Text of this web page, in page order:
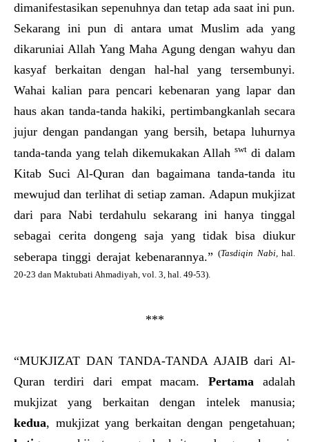
dimanifestasikan sepenuhnya dan tetap ada saat ini pun.
Sekarang ini pun di antara umat Muslim ada yang
dikaruniai Allah Yang Maha Agung dengan wahyu dan
kasyaf berkaitan dengan hal-hal yang tersembunyi.
Wahai kalian para pencari kebenaran yang lapar dan
haus akan tanda-tanda hakiki, pertimbangkanlah secara
jujur dengan pandangan yang bersih, betapa luhurnya
tanda-tanda yang telah dikemukakan Allah swt di dalam
Kitab Suci Al-Quran dan bagaimana tanda-tanda itu
mewujud dan terlihat di setiap zaman. Adapun mukjizat
dari para Nabi terdahulu sekarang ini hanya tinggal
sebagai cerita dongeng saja yang tidak bisa diukur
seberapa tinggi derajat kebenarannya.”(Tasdiqin Nabi,hal.
20-23 dan Maktubati Ahmadiyah, vol. 3, hal. 49-53).
***
“MUKJIZAT DAN TANDA-TANDA AJAIB dari Al-
Quran terdiri dari empat macam.Pertamaadalah
mukjizat yang berkaitan dengan intelek manusia;
kedua, mukjizat yang berkaitan dengan pengetahuan;